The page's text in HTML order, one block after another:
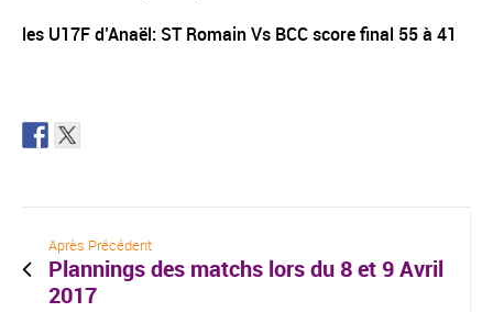
les U17F d’Anaël: ST Romain Vs BCC score final 55 à 41
Après Précédent
Plannings des matchs lors du 8 et 9 Avril
2017